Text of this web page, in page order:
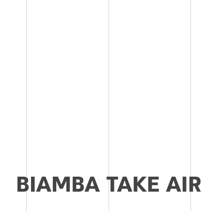
BIAMBA TAKE AIR